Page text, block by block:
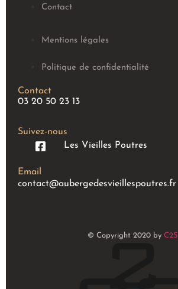
Contact
Mentions légales
Politique de confidentialité
Contact
03 20 50 23 13
Suivez-nous
Les Vieilles Poutres
Email
contact@aubergedesvieillespoutres.fr
© Copyright 2020 by C2S